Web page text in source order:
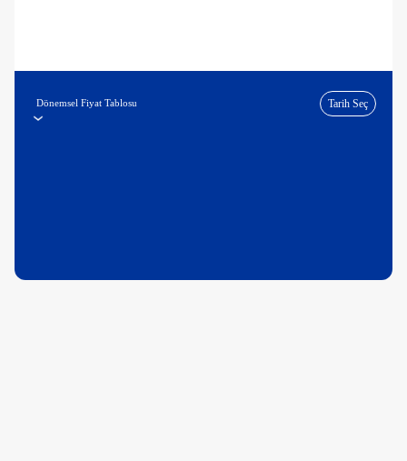
Dönemsel Fiyat Tablosu Tarih Seç